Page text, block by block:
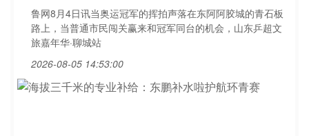
鲁网8月4日讯当奥运冠军的挥拍声落在东阿阿胶城的青石板
路上，当普通市民闯关赢来和冠军同台的机会，山东乒超文
旅嘉年华·聊城站
2026-08-05 14:53:00